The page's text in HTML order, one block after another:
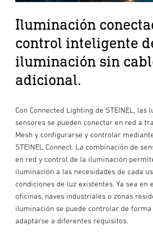
Iluminación
control inteligente
iluminación sin
adicional.
Con Connected Lighting de STEINEL, las
sensores se pueden conectar en red a
Mesh y configurarse y controlar
STEINEL Connect. La combinación de
en red y control de la iluminación
iluminación a las necesidades de cada
condiciones de luz existentes. Ya sea en
oficinas, naves industriales o zonas
iluminación se puede controlar de
adaptarse a diferentes requisitos.